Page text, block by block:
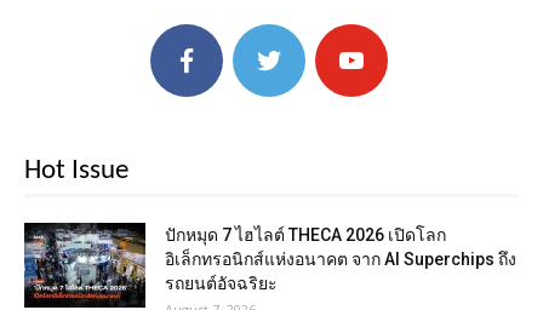
Hot Issue
ปักหมุด 7 ไฮไลต์ THECA 2026 เปิดโลก
อิเล็กทรอนิกส์แห่งอนาคต จาก AI Superchips ถึง
รถยนต์อัจฉริยะ